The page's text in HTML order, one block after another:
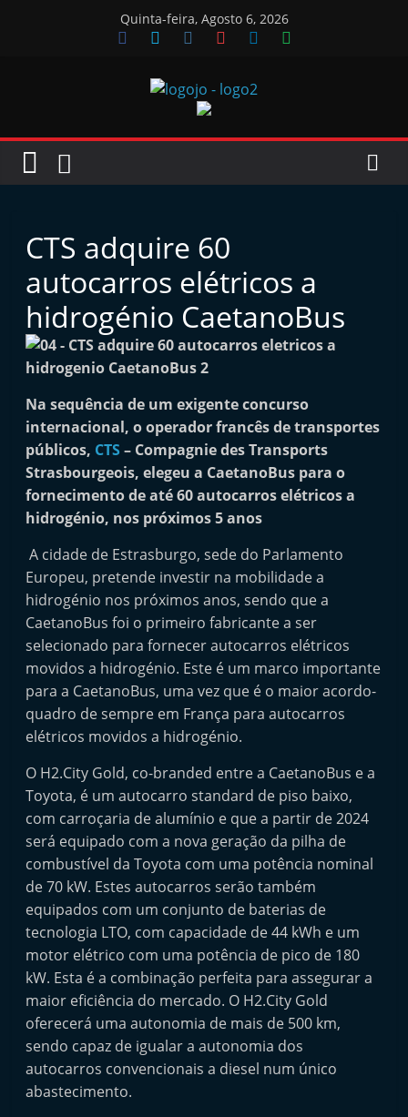
Quinta-feira, Agosto 6, 2026
Jornal
Oficinas
o
n
a
i
n
d
e
p
e
n
d
e
n
t
e
A
f
t
r
m
a
r
k
e
t
CTS adquire 60
autocarros elétricos a
hidrogénio CaetanoBus
Na sequência de um exigente concurso
internacional, o operador francês de transportes
públicos, CTS– Compagnie des Transports
Strasbourgeois, elegeu a CaetanoBus para o
fornecimento de até 60 autocarros elétricos a
hidrogénio, nos próximos 5 anos
A cidade de Estrasburgo, sede do Parlamento
Europeu, pretende investir na mobilidade a
hidrogénio nos próximos anos, sendo que a
CaetanoBus foi o primeiro fabricante a ser
selecionado para fornecer autocarros elétricos
movidos a hidrogénio. Este é um marco importante
para a CaetanoBus, uma vez que é o maior acordo-
quadro de sempre em França para autocarros
elétricos movidos a hidrogénio.
O H2.City Gold, co-branded entre a CaetanoBus e a
Toyota, é um autocarro standard de piso baixo,
com carroçaria de alumínio e que a partir de 2024
será equipado com a nova geração da pilha de
combustível da Toyota com uma potência nominal
de 70 kW. Estes autocarros serão também
equipados com um conjunto de baterias de
tecnologia LTO, com capacidade de 44 kWh e um
motor elétrico com uma potência de pico de 180
kW. Esta é a combinação perfeita para assegurar a
maior eficiência do mercado. O H2.City Gold
oferecerá uma autonomia de mais de 500 km,
sendo capaz de igualar a autonomia dos
autocarros convencionais a diesel num único
abastecimento.